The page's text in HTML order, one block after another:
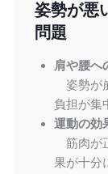
姿勢が悪
問題
肩や腰へ
姿勢が
負担が集
運動の効
筋肉が
果が十分